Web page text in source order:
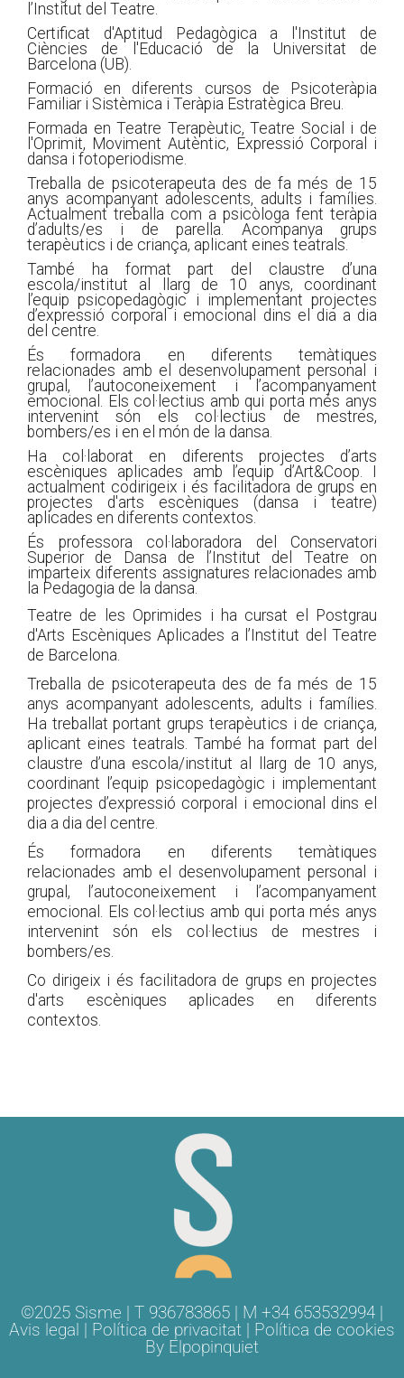
l’Institut del Teatre.
Certificat d'Aptitud Pedagògica a l'Institut de
Ciències de l'Educació de la Universitat de
Barcelona (UB).
Formació en diferents cursos de Psicoteràpia
Familiar i Sistèmica i Teràpia Estratègica Breu.
Formada en Teatre Terapèutic, Teatre Social i de
l'Oprimit, Moviment Autèntic, Expressió Corporal i
dansa i fotoperiodisme.
Treballa de psicoterapeuta des de fa més de 15
anys acompanyant adolescents, adults i famílies.
Actualment treballa com a psicòloga fent teràpia
d’adults/es i de parella. Acompanya grups
terapèutics i de criança, aplicant eines teatrals.
També ha format part del claustre d’una
escola/institut al llarg de 10 anys, coordinant
l’equip psicopedagògic i implementant projectes
d’expressió corporal i emocional dins el dia a dia
del centre.
És formadora en diferents temàtiques
relacionades amb el desenvolupament personal i
grupal, l’autoconeixement i l’acompanyament
emocional. Els col·lectius amb qui porta més anys
intervenint són els col·lectius de mestres,
bombers/es i en el món de la dansa.
Ha col·laborat en diferents projectes d’arts
escèniques aplicades amb l’equip d’Art&Coop. I
actualment codirigeix i és facilitadora de grups en
projectes d'arts escèniques (dansa i teatre)
aplicades en diferents contextos.
És professora col·laboradora del Conservatori
Superior de Dansa de l’Institut del Teatre on
imparteix diferents assignatures relacionades amb
la Pedagogia de la dansa.
Teatre de les Oprimides i ha cursat el Postgrau
d'Arts Escèniques Aplicades a l’Institut del Teatre
de Barcelona.
Treballa de psicoterapeuta des de fa més de 15
anys acompanyant adolescents, adults i famílies.
Ha treballat portant grups terapèutics i de criança,
aplicant eines teatrals. També ha format part del
claustre d’una escola/institut al llarg de 10 anys,
coordinant l’equip psicopedagògic i implementant
projectes d’expressió corporal i emocional dins el
dia a dia del centre.
És formadora en diferents temàtiques
relacionades amb el desenvolupament personal i
grupal, l’autoconeixement i l’acompanyament
emocional. Els col·lectius amb qui porta més anys
intervenint són els col·lectius de mestres i
bombers/es.
Co dirigeix i és facilitadora de grups en projectes
d'arts escèniques aplicades en diferents
contextos.
©2025 Sisme | T 936783865 | M +34 653532994 |
Avis legal | Política de privacitat | Política de cookies
By Elpopinquiet